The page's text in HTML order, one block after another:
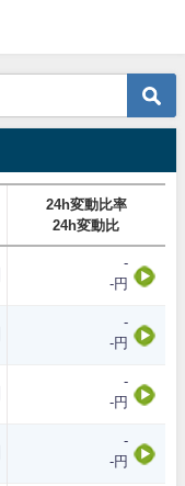
24h変動比率
24h変動比
-
-円
-
-円
-
-円
-
-円